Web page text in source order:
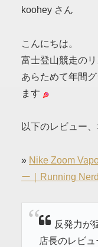
koohey さん
こんにちは。
富士登山競走の
あらためて年間
ます
以下のレビュー
» Nike Zoom
ー｜Running Nerd
反発力が
店長のレビュ